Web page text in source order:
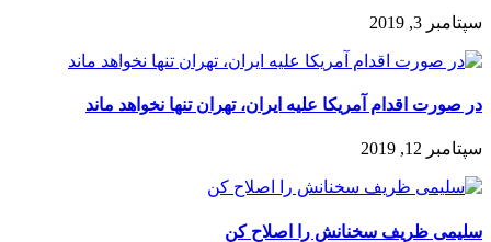
سپتامبر 3, 2019
در صورت اقدام آمریکا علیه ایران، تهران تنها نخواهد ماند
سپتامبر 12, 2019
سلیمی ظریف سخنانش را اصلاح کن